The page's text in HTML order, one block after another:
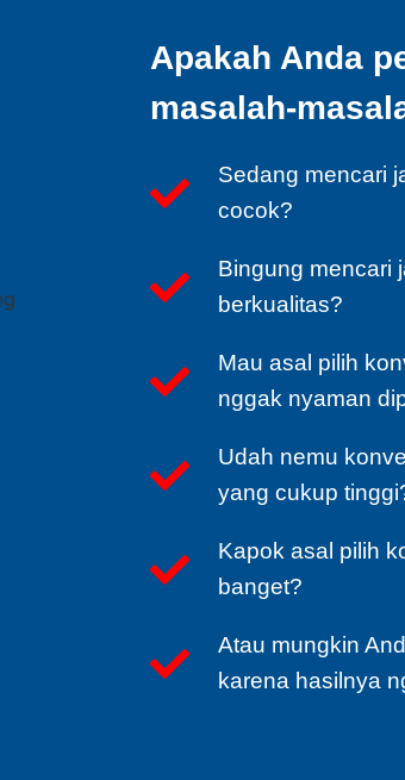
Apakah Anda
masalah-
Sedang mencari
cocok?
Bingung mencari
berkualitas?
Mau asal pilih
nggak nyaman
Udah nemu
yang cukup
Kapok asal pilih
banget?
Atau mungkin
karena hasilnya